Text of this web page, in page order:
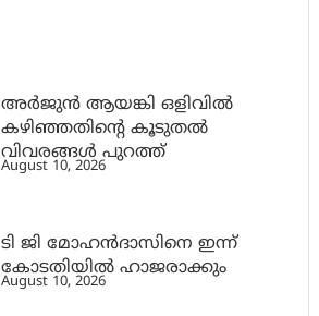
അര്‍ജുന്‍ ആയങ്കി ഒളിവില്‍
കഴിഞ്ഞതിന്റെ കൂടുതല്‍
വിവരങ്ങള്‍ പുറത്ത്
August 10, 2026
ടി ജി മോഹൻദാസിനെ ഇന്ന്
കോടതിയിൽ ഹാജരാക്കും
August 10, 2026